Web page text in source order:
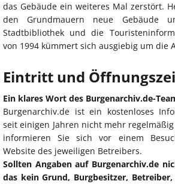
das Gebäude ein weiteres Mal zerstört.
den Grundmauern neue Gebäude
Stadtbibliothek und die
von 1994 kümmert sich ausgiebig um die
Eintritt und
Ein klares Wort des Burgenarchiv.de-
Burgenarchiv.de ist ein kostenloses
seit einigen Jahren nicht mehr
informieren Sie sich vor einem
Website des jeweiligen Betreibers.
Sollten Angaben auf Burgenarchiv.de
das kein Grund, Burgbesitzer,